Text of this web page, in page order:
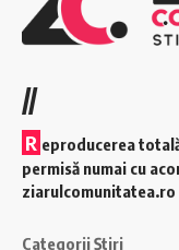
//
R eproducerea
permisă numai cu
ziarulcomunitatea.ro
Categorii Știri